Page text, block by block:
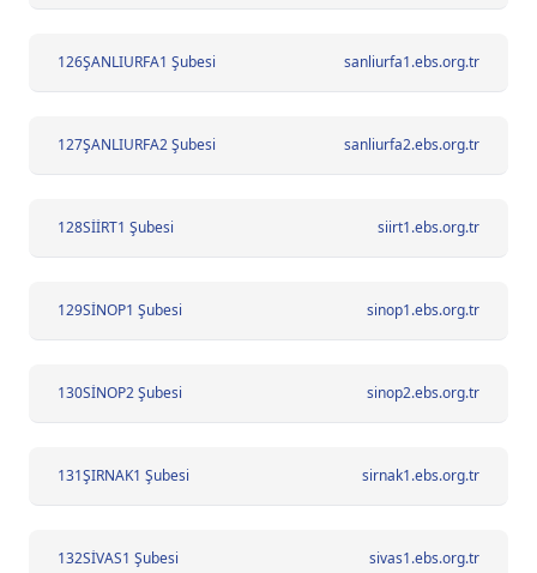
126ŞANLIURFA1 Şubesi sanliurfa1.ebs.org.tr
127ŞANLIURFA2 Şubesi sanliurfa2.ebs.org.tr
128SİİRT1 Şubesi siirt1.ebs.org.tr
129SİNOP1 Şubesi sinop1.ebs.org.tr
130SİNOP2 Şubesi sinop2.ebs.org.tr
131ŞIRNAK1 Şubesi sirnak1.ebs.org.tr
132SİVAS1 Şubesi sivas1.ebs.org.tr